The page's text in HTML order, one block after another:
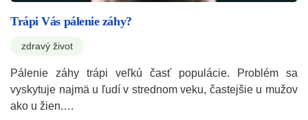
Trápi Vás pálenie záhy?
zdravý život
Pálenie záhy trápi veľkú časť populácie. Problém sa
vyskytuje najmä u ľudí v strednom veku, častejšie u mužov
ako u žien.…